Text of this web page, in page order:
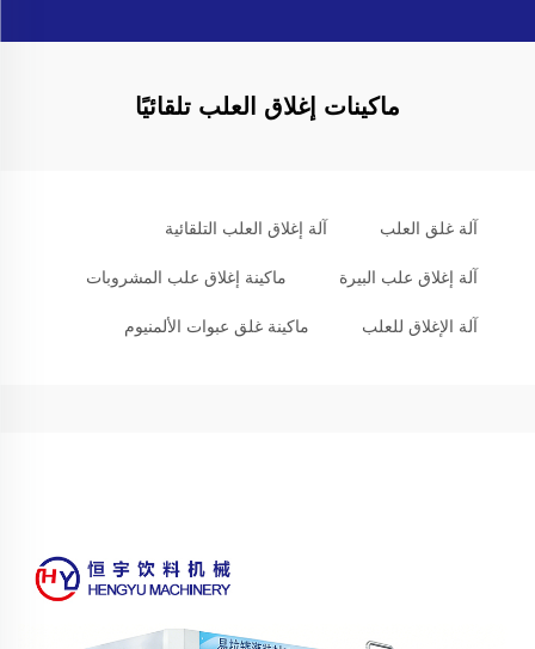
ماكينات إغلاق العلب تلقائيًا
آلة غلق العلب آلة إغلاق العلب التلقائية
آلة إغلاق علب البيرة ماكينة إغلاق علب المشروبات
آلة الإغلاق للعلب ماكينة غلق عبوات الألمنيوم